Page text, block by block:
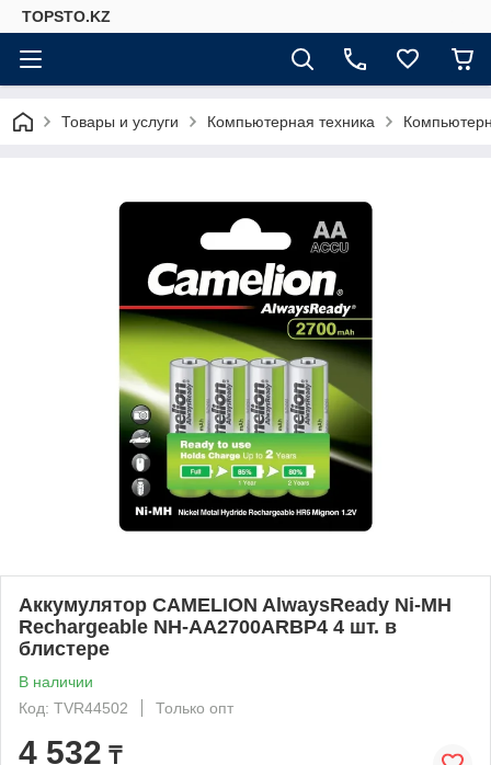
TOPSTO.KZ
Товары и услуги Компьютерная техника
Аккумулятор CAMELION AlwaysReady Ni-MH
Rechargeable NH-AA2700ARBP4 4 шт. в
блистере
В наличии
Код: TVR44502
Только опт
4 532 ₸